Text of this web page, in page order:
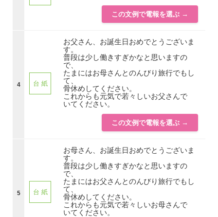
この文例で電報を選ぶ →
4 台 紙
お父さん、お誕生日おめでとうございま
す。
普段は少し働きすぎかなと思いますの
で、
たまにはお母さんとのんびり旅行でもし
て、
骨休めしてください。
これからも元気で若々しいお父さんで
いてください。
この文例で電報を選ぶ →
5 台 紙
お母さん、お誕生日おめでとうございま
す。
普段は少し働きすぎかなと思いますの
で、
たまにはお父さんとのんびり旅行でもし
て、
骨休めしてください。
これからも元気で若々しいお母さんで
いてください。